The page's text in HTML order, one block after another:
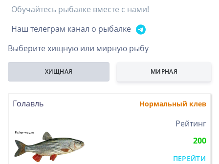
Обучайтесь рыбалке вместе с нами!
Наш телеграм канал о рыбалке
Выберите хищную или мирную рыбу
ХИЩНАЯ МИРНАЯ
Голавль Нормальный клев
Рейтинг
200
ПЕРЕЙТИ